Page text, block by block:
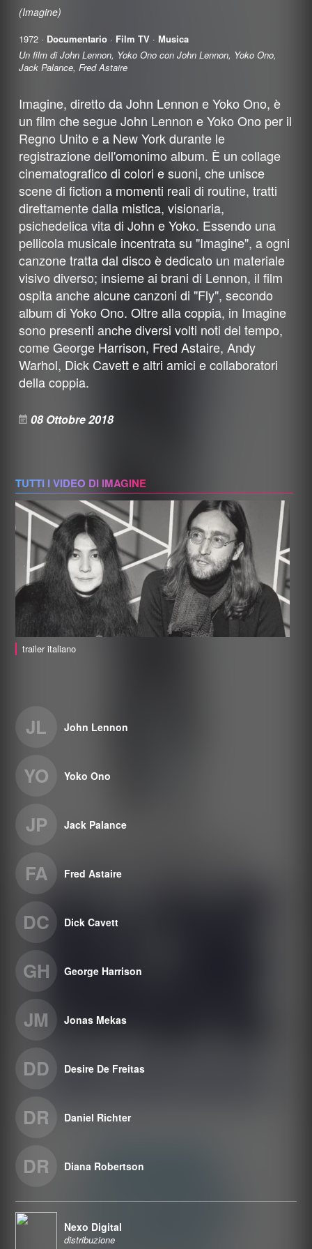
(Imagine)
1972 · Documentario· Film TV· Musica
Un film di John Lennon, Yoko Ono con John Lennon, Yoko Ono,
Jack Palance, Fred Astaire
Imagine, diretto da John Lennon e Yoko Ono, è
un film che segue John Lennon e Yoko Ono per il
Regno Unito e a New York durante le
registrazione dell'omonimo album. È un collage
cinematografico di colori e suoni, che unisce
scene di fiction a momenti reali di routine, tratti
direttamente dalla mistica, visionaria,
psichedelica vita di John e Yoko. Essendo una
pellicola musicale incentrata su "Imagine", a ogni
canzone tratta dal disco è dedicato un materiale
visivo diverso; insieme ai brani di Lennon, il film
ospita anche alcune canzoni di "Fly", secondo
album di Yoko Ono. Oltre alla coppia, in Imagine
sono presenti anche diversi volti noti del tempo,
come George Harrison, Fred Astaire, Andy
Warhol, Dick Cavett e altri amici e collaboratori
della coppia.
08 Ottobre 2018
TUTTI I VIDEO DI IMAGINE
trailer italiano
JL John Lennon
YO Yoko Ono
JP Jack Palance
FA Fred Astaire
DC Dick Cavett
GH George Harrison
JM Jonas Mekas
DD Desire De Freitas
DR Daniel Richter
DR Diana Robertson
Nexo Digital
distribuzione